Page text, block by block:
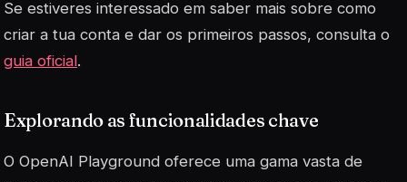
Se estiveres interessado em saber mais sobre como
criar a tua conta e dar os primeiros passos, consulta o
guia oficial.
Explorando as funcionalidades chave
O OpenAI Playground oferece uma gama vasta de